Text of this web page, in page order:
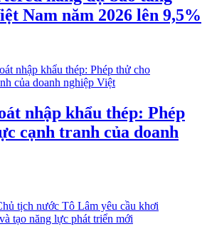
Nam năm 2026 lên 9,5%
nhập khẩu thép: Phép
cạnh tranh của doanh